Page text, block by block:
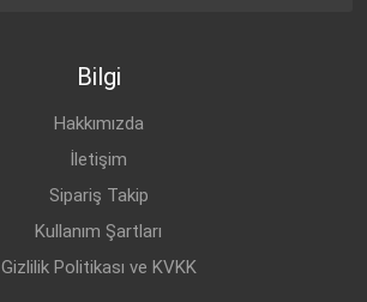
Bilgi
Hakkımızda
İletişim
Sipariş Takip
Kullanım Şartları
Gizlilik Politikası ve KVKK